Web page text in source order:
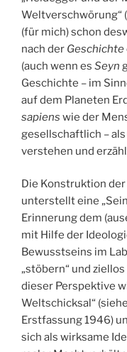
Weltverschwörung“
(für mich) schon
nach der Geschichte
(auch wenn es Seyn
Geschichte – im
auf dem Planeten
sapiens wie der
gesellschaftlich –
verstehen und
Die Konstruktion
unterstellt eine
Erinnerung dem
mit Hilfe der
Bewusstseins im
„stöbern“ und
dieser Perspektive
Weltschicksal“
Erstfassung 1946)
sich als wirksame